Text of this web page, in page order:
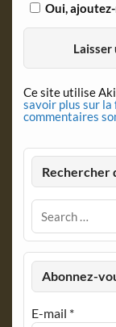
Oui,
Ce site utilise
savoir plus sur la
commentaires
Rechercher
Abonnez-
E-mail *